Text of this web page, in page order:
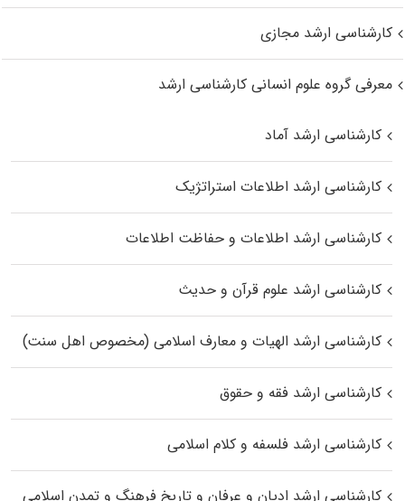
کارشناسی ارشد مجازی
معرفی گروه علوم انسانی کارشناسی ارشد
کارشناسی ارشد آماد
کارشناسی ارشد اطلاعات استراتژیک
کارشناسی ارشد اطلاعات و حفاظت اطلاعات
کارشناسی ارشد علوم قرآن و حدیث
کارشناسی ارشد الهیات و معارف اسلامی (مخصوص اهل سنت)
کارشناسی ارشد فقه و حقوق
کارشناسی ارشد فلسفه و کلام اسلامی
کارشناسی ارشد ادیان و عرفان و تاریخ فرهنگ و تمدن اسلامی